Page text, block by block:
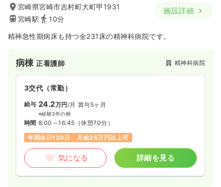
日祝休み
年間休日120日 月給21万円以上可
気になる
宮崎県宮崎市吉村町大町甲1931
宮崎駅
10分
施設詳細
精神急性期病床も持つ全231床の精神科病院です。
病棟正看護師 精神科病院
3交代（常勤）
給与 24.2万円/月 賞与5ヶ月
※経験3年の例
時間 8:00～16:45 （休憩70分）
年間休日120日
月給26万円以上可
気になる 詳細を見る